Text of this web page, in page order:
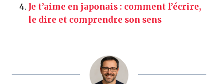
Je t’aime en japonais : comment l’écrire,
le dire et comprendre son sens